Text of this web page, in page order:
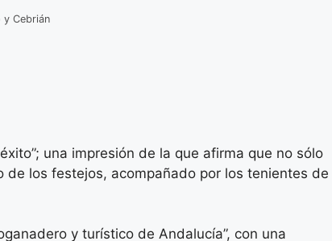
y Cebrián
una impresión de la que afirma que no sólo
de los festejos, acompañado por los tenientes de
y turístico de Andalucía”, con una